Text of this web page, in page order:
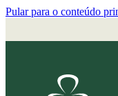
Pular para o conteúdo